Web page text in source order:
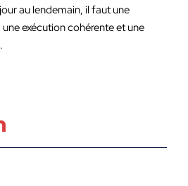
au lendemain, il faut une
exécution cohérente et une